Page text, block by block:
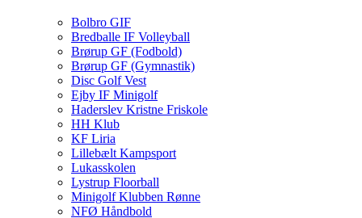
Bolbro GIF
Bredballe IF Volleyball
Brørup GF (Fodbold)
Brørup GF (Gymnastik)
Disc Golf Vest
Ejby IF Minigolf
Haderslev Kristne Friskole
HH Klub
KF Liria
Lillebælt Kampsport
Lukasskolen
Lystrup Floorball
Minigolf Klubben Rønne
NFØ Håndbold